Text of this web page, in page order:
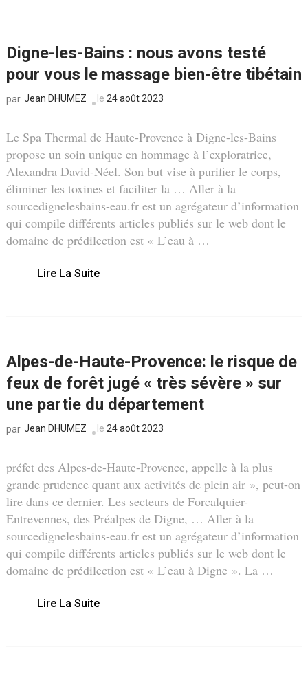
Digne-les-Bains : nous avons testé
pour vous le massage bien-être tibétain
par Jean DHUMEZ le 24 août 2023
Le Spa Thermal de Haute-Provence à Digne-les-Bains
propose un soin unique en hommage à l’exploratrice,
Alexandra David-Néel. Son but vise à purifier le corps,
éliminer les toxines et faciliter la … Aller à la
sourcedignelesbains-eau.fr est un agrégateur d’information
qui compile différents articles publiés sur le web dont le
domaine de prédilection est « L’eau à …
Lire La Suite
Alpes-de-Haute-Provence: le risque de
feux de forêt jugé « très sévère » sur
une partie du département
par Jean DHUMEZ le 24 août 2023
préfet des Alpes-de-Haute-Provence, appelle à la plus
grande prudence quant aux activités de plein air », peut-on
lire dans ce dernier. Les secteurs de Forcalquier-
Entrevennes, des Préalpes de Digne, … Aller à la
sourcedignelesbains-eau.fr est un agrégateur d’information
qui compile différents articles publiés sur le web dont le
domaine de prédilection est « L’eau à Digne ». La …
Lire La Suite